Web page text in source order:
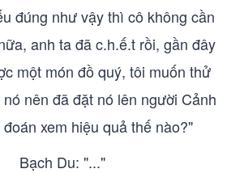
đúng như vậy thì cô không cần
anh ta đã c.h.ế.t rồi, gần đây
một món đồ quý, tôi muốn thử
nên đã đặt nó lên người Cảnh
xem hiệu quả thế nào?"
Bạch Du: "..."